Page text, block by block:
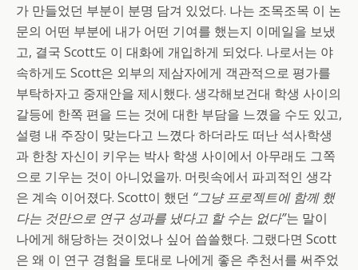
가 만들었던 부분이 분명 담겨 있었다. 나는 조목조목 이 논
문의 어떤 부분에 내가 어떤 기여를 했는지 이메일을 보냈
고, 결국 Scott도 이 대화에 개입하게 되었다. 나로서는 야
속하게도 Scott은 외부의 제삼자에게 객관적으로 평가를
부탁하자고 중재안을 제시했다. 생각해보건대 학생 사이의
갈등에 한쪽 편을 드는 것에 대한 부담을 느꼈을 수도 있고,
설령 내 주장이 맞는다고 느꼈다 하더라도 떠난 석사학생
과 한창 자신이 키우는 박사 학생 사이에서 아무래도 그쪽
으로 기우는 것이 아니었을까. 머릿속에서 파괴적인 생각
은 계속 이어졌다. Scott이 했던 “그냥 프로젝트에 함께 했
다는 것만으로 연구 성과를 냈다고 할 수는 없다”는 말이
나에게 해당하는 것이었나 싶어 씁쓸했다. 그랬다면 Scott
은 왜 이 연구 경험을 토대로 나에게 좋은 추천서를 써주었